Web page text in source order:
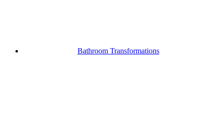
Bathroom Transformations